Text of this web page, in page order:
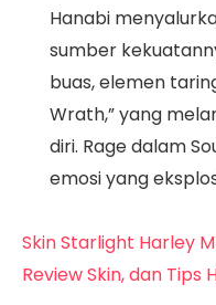
Hanabi
sumber
buas, elemen
Wrath,” yang
diri. Rage dalam
emosi yang
Skin Starlight Harley
Review Skin, dan Tips